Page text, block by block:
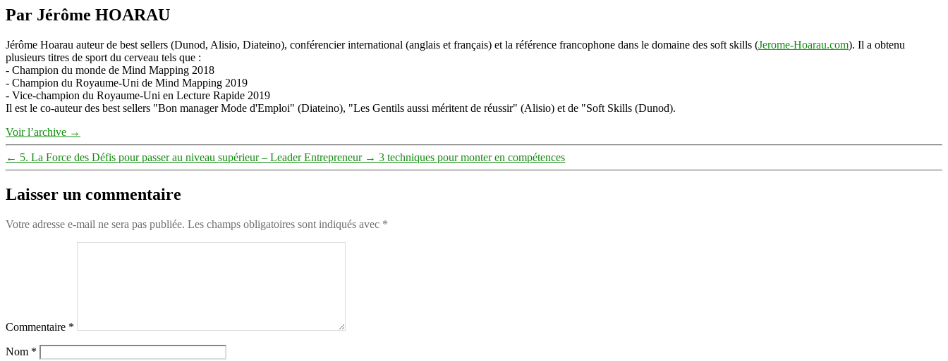
Par Jérôme HOARAU
Jérôme Hoarau auteur de best sellers (Dunod, Alisio, Diateino), conférencier international (anglais et français) et la référence francophone dans le domaine des soft skills (Jerome-Hoarau.com). Il a obtenu
plusieurs titres de sport du cerveau tels que :
- Champion du monde de Mind Mapping 2018
- Champion du Royaume-Uni de Mind Mapping 2019
- Vice-champion du Royaume-Uni en Lecture Rapide 2019
Il est le co-auteur des best sellers "Bon manager Mode d'Emploi" (Diateino), "Les Gentils aussi méritent de réussir" (Alisio) et de "Soft Skills (Dunod).
Voir l’archive →
← 5. La Force des Défis pour passer au niveau supérieur – Leader Entrepreneur → 3 techniques pour monter en compétences
Laisser un commentaire
Votre adresse e-mail ne sera pas publiée. Les champs obligatoires sont indiqués avec *
Commentaire *
Nom *